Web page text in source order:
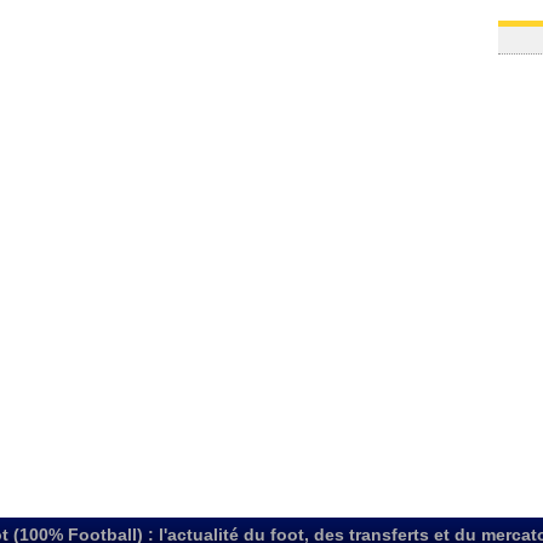
(100% Football) : l'actualité du foot, des transferts et du